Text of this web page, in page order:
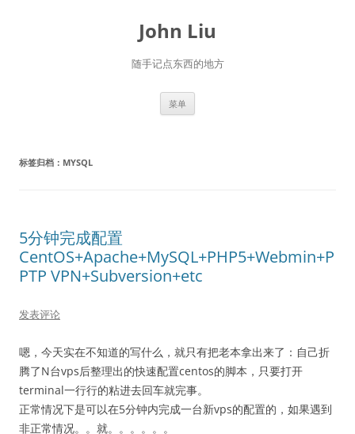
John Liu
随手记点东西的地方
菜单
标签归档： MYSQL
5分钟完成配置
CentOS+Apache+MySQL+PHP5+Webmin+P
PTP VPN+Subversion+etc
发表评论
嗯，今天实在不知道的写什么，就只有把老本拿出来了：自己折
腾了N台vps后整理出的快速配置centos的脚本，只要打开
terminal一行行的粘进去回车就完事。
正常情况下是可以在5分钟内完成一台新vps的配置的，如果遇到
非正常情况。。就。。。。。。